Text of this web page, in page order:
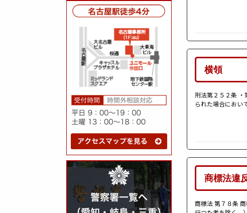
横領
刑法第２５２条 ・
られた場合におい
商標法違
商標法 第７８条